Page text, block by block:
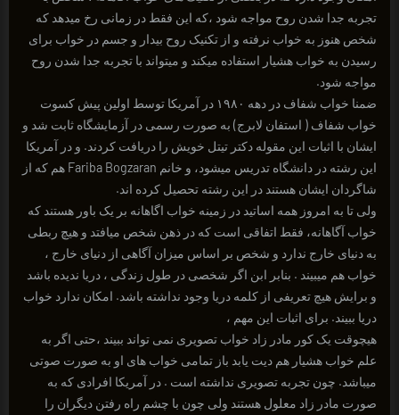
تجربه جدا شدن روح مواجه شود ،که این فقط در زمانی رخ میدهد که
شخص هنوز به خواب نرفته و از تکنیک روح بیدار و جسم در خواب برای
رسیدن به خواب هشیار استفاده میکند و میتواند با تجربه جدا شدن روح
مواجه شود.
ضمنا خواب شفاف در دهه ۱۹۸۰ در آمریکا توسط اولین پیش کسوت
خواب شفاف ( استفان لابرج) به صورت رسمی در آزمایشگاه ثابت شد و
ایشان با اثبات این مقوله دکتر تیتل خویش را دریافت کردند. و در آمریکا
این رشته در دانشگاه تدریس میشود، و خانم Fariba Bogzaran هم که از
شاگردان ایشان هستند در این رشته تحصیل کرده اند.
ولی تا به امروز همه اساتید در زمینه خواب اگاهانه بر یک باور هستند که
خواب آگاهانه، فقط اتفاقی است که در ذهن شخص میافتد و هیچ ربطی
به دنیای خارج ندارد و شخص بر اساس میزان آگاهی از دنیای خارج ،
خواب هم میبیند . بنابر ابن اگر شخصی در طول زندگی ، دریا ندیده باشد
و برایش هیچ تعریفی از کلمه دریا وجود نداشته باشد. امکان ندارد خواب
دریا ببیند. برای اثبات این مهم ،
هیچوقت یک کور مادر زاد خواب تصویری نمی تواند ببیند ،حتی اگر به
علم خواب هشیار هم دیت یابد باز تمامی خواب های او به صورت صوتی
میباشد. چون تجربه تصویری نداشته است . در آمریکا افرادی که به
صورت مادر زاد معلول هستند ولی چون با چشم راه رفتن دیگران را